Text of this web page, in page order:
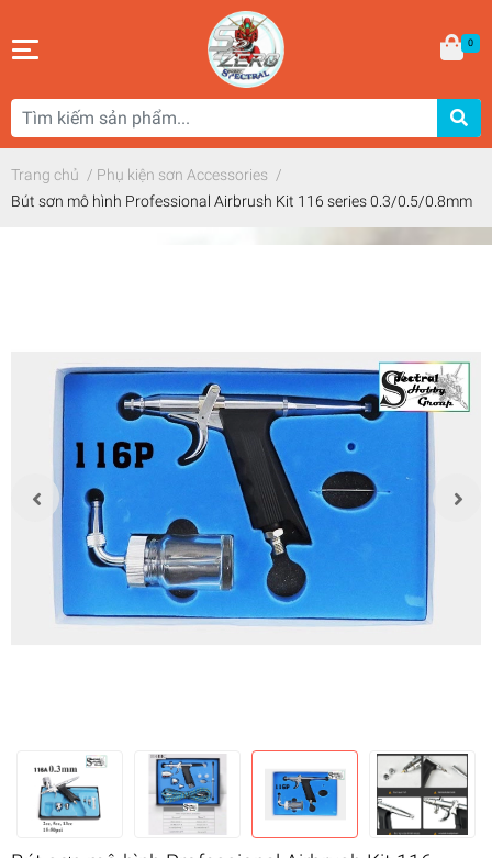
0
Trang chủ / Phụ kiện sơn Accessories /
Bút sơn mô hình Professional Airbrush Kit 116 series 0.3/0.5/0.8mm